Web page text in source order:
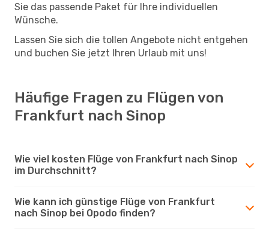
Sie das passende Paket für Ihre individuellen
Wünsche.
Lassen Sie sich die tollen Angebote nicht entgehen
und buchen Sie jetzt Ihren Urlaub mit uns!
Häufige Fragen zu Flügen von
Frankfurt nach Sinop
Wie viel kosten Flüge von Frankfurt nach Sinop
im Durchschnitt?
Wie kann ich günstige Flüge von Frankfurt
nach Sinop bei Opodo finden?